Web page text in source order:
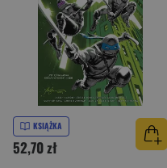
KSIĄŻKA
52,70 zł